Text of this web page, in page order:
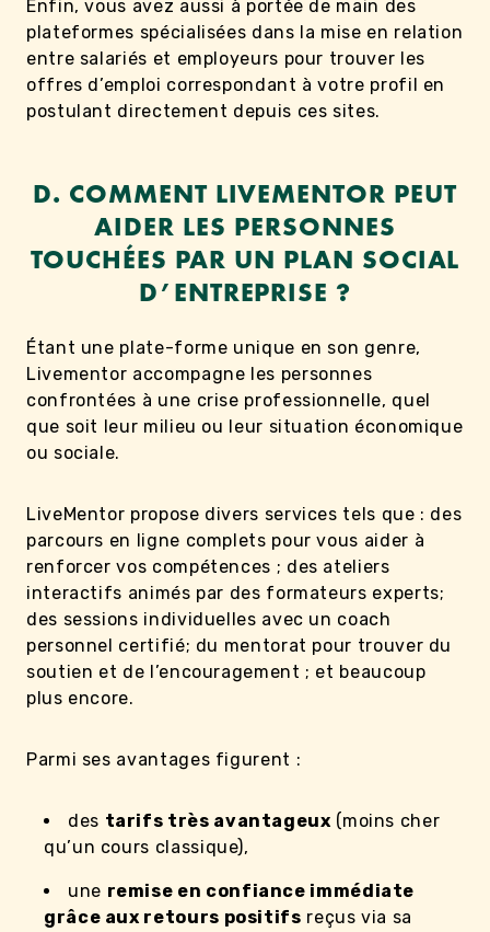
Enfin, vous avez aussi à portée de main des
plateformes spécialisées dans la mise en relation
entre salariés et employeurs pour trouver les
offres d’emploi correspondant à votre profil en
postulant directement depuis ces sites.
D. COMMENT LIVEMENTOR PEUT
AIDER LES PERSONNES
TOUCHÉES PAR UN PLAN SOCIAL
D’ENTREPRISE ?
Étant une plate-forme unique en son genre,
Livementor accompagne les personnes
confrontées à une crise professionnelle, quel
que soit leur milieu ou leur situation économique
ou sociale.
LiveMentor propose divers services tels que : des
parcours en ligne complets pour vous aider à
renforcer vos compétences ; des ateliers
interactifs animés par des formateurs experts;
des sessions individuelles avec un coach
personnel certifié; du mentorat pour trouver du
soutien et de l’encouragement ; et beaucoup
plus encore.
Parmi ses avantages figurent :
des tarifs très avantageux (moins cher
qu’un cours classique),
une remise en confiance immédiate
grâce aux retours positifs reçus via sa